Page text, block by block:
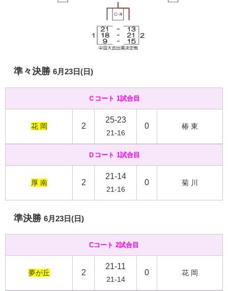
準々決勝 6月23日(日)
Ｃコート 1試合目
花 岡 2
25-23
21-16
0 椿 東
Ｄコート 1試合目
厚 南 2
21-14
21-16
0 菊 川
準決勝 6月23日(日)
Cコート 2試合目
夢が丘 2
21-11
21-14
0 花 岡